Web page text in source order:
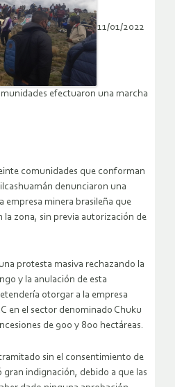
11/01/2022
efectuaron una marcha
comunidades que conforman
denunciaron una
empresa minera brasileña que
la zona, sin previa autorización de
protesta masiva rechazando la
y la anulación de esta
otorgar a la empresa
en el sector denominado Chuku
de 900 y 800 hectáreas.
sin el consentimiento de
gran indignación, debido a que las